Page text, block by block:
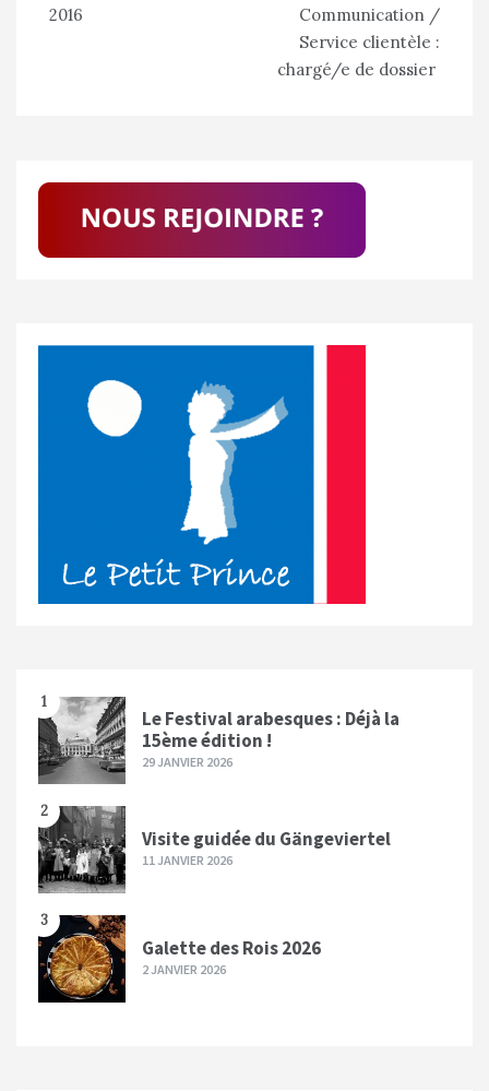
2016
Communication /
Service clientèle :
chargé/e de dossier
1
Le Festival arabesques : Déjà la
15ème édition !
29 JANVIER 2026
2
Visite guidée du Gängeviertel
11 JANVIER 2026
3
Galette des Rois 2026
2 JANVIER 2026